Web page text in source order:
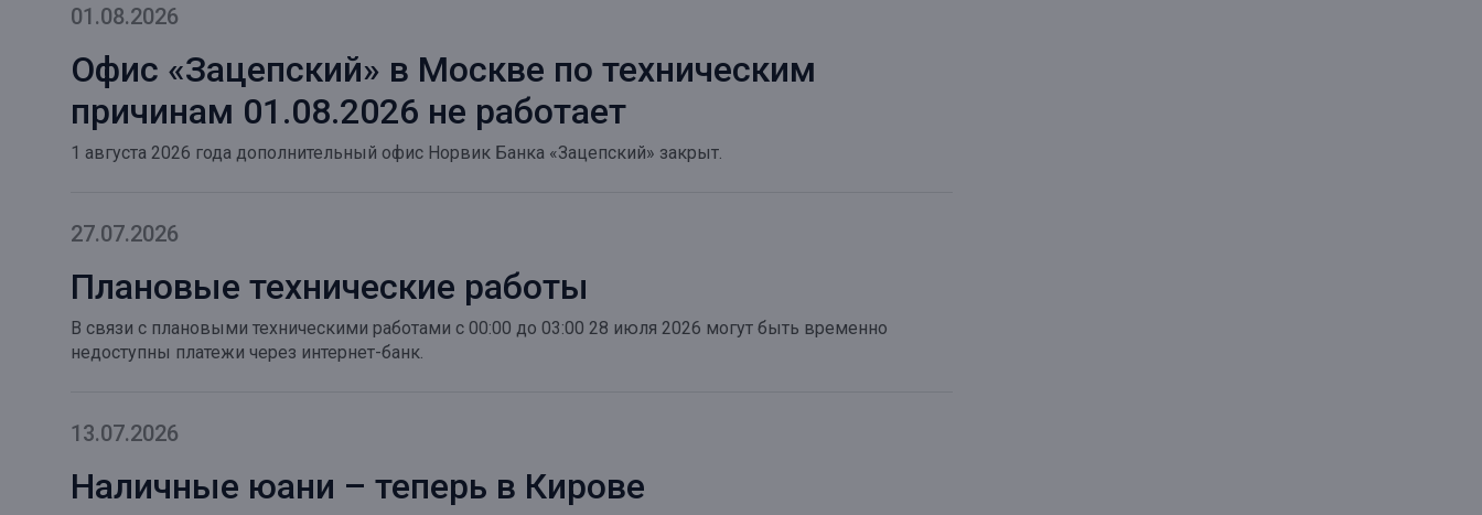
Онлайн
Все вклады
Удаленная идентификация
Мобильное приложение
Подтверждение согласия через Госуслуги
Все сервисы
01.08.2026
Офис «Зацепский» в Москве по техническим
причинам 01.08.2026 не работает
1 августа 2026 года дополнительный офис Норвик Банка «Зацепский» закрыт.
27.07.2026
Плановые технические работы
В связи с плановыми техническими работами с 00:00 до 03:00 28 июля 2026 могут быть временно
недоступны платежи через интернет-банк.
13.07.2026
Наличные юани – теперь в Кирове